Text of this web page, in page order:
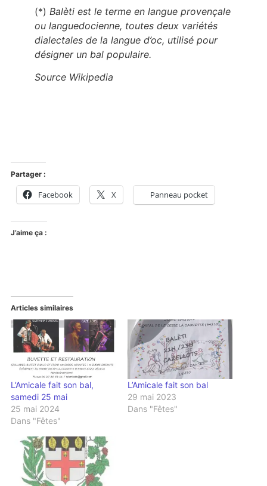
(*) Balèti est le terme en langue provençale
ou languedocienne, toutes deux variétés
dialectales de la langue d’oc, utilisé pour
désigner un bal populaire.
Source Wikipedia
Partager :
Facebook X Panneau pocket
J’aime ça :
Articles similaires
L’Amicale fait son bal,
samedi 25 mai
25 mai 2024
Dans "Fêtes"
L’Amicale fait son bal
29 mai 2023
Dans "Fêtes"